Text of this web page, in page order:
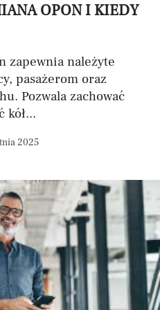
OPON I KIEDY
zapewnia należyte
pasażerom oraz
Pozwala zachować
kół...
2025